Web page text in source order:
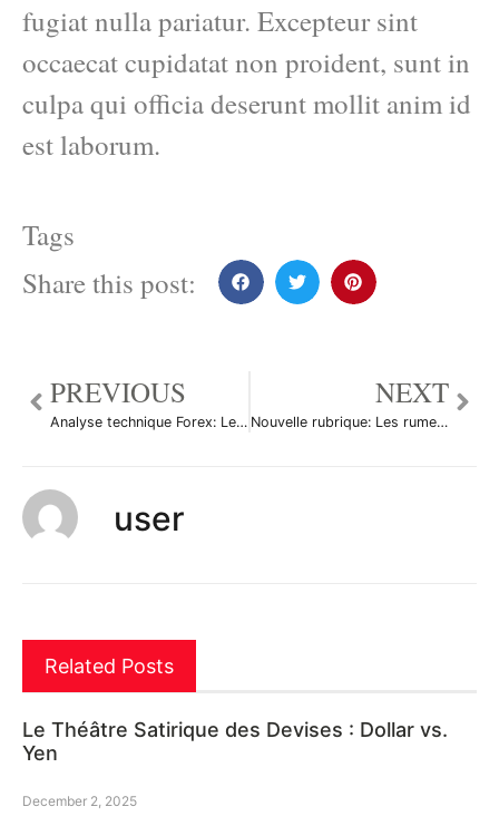
fugiat nulla pariatur. Excepteur sint
occaecat cupidatat non proident, sunt in
culpa qui officia deserunt mollit anim id
est laborum.
Tags
Share this post:
PREVIOUS
Analyse technique Forex: Le%R de Williams
NEXT
Nouvelle rubrique: Les rumeurs des salles de marché!
user
Related Posts
Le Théâtre Satirique des Devises : Dollar vs.
Yen
December 2, 2025